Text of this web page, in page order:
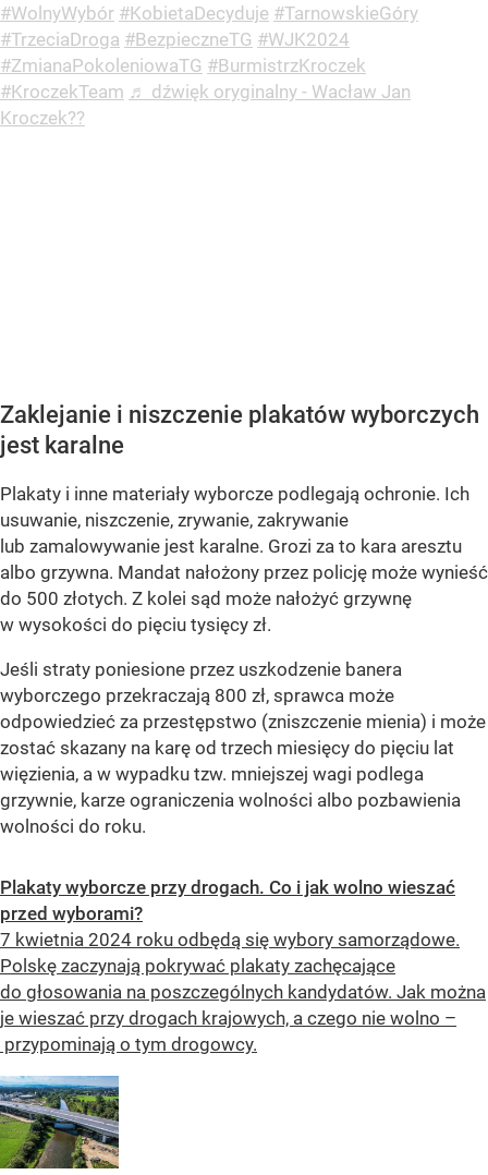
#WolnyWybór #KobietaDecyduje #TarnowskieGóry
#TrzeciaDroga #BezpieczneTG #WJK2024
#ZmianaPokoleniowaTG #BurmistrzKroczek
#KroczekTeam ♬ dźwięk oryginalny - Wacław Jan
Kroczek??
Zaklejanie i niszczenie plakatów wyborczych
jest karalne
Plakaty i inne materiały wyborcze podlegają ochronie. Ich
usuwanie, niszczenie, zrywanie, zakrywanie
lub zamalowywanie jest karalne. Grozi za to kara aresztu
albo grzywna. Mandat nałożony przez policję może wynieść
do 500 złotych. Z kolei sąd może nałożyć grzywnę
w wysokości do pięciu tysięcy zł.
Jeśli straty poniesione przez uszkodzenie banera
wyborczego przekraczają 800 zł, sprawca może
odpowiedzieć za przestępstwo (zniszczenie mienia) i może
zostać skazany na karę od trzech miesięcy do pięciu lat
więzienia, a w wypadku tzw. mniejszej wagi podlega
grzywnie, karze ograniczenia wolności albo pozbawienia
wolności do roku.
Plakaty wyborcze przy drogach. Co i jak wolno wieszać
przed wyborami?
7 kwietnia 2024 roku odbędą się wybory samorządowe.
Polskę zaczynają pokrywać plakaty zachęcające
do głosowania na poszczególnych kandydatów. Jak można
je wieszać przy drogach krajowych, a czego nie wolno –
przypominają o tym drogowcy.